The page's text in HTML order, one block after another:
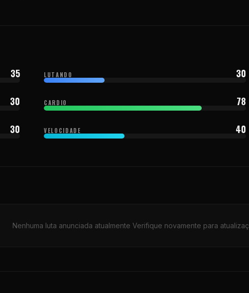
35 LUTANDO 30
30 CARDIO 78
30 VELOCIDADE 40
Nenhuma luta anunciada atualmente Verifique novamente para